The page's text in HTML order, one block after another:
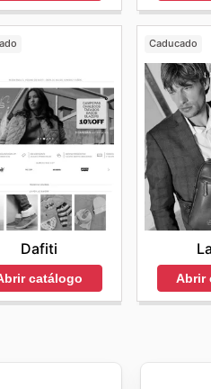
Dafiti
catálogo
Caducado
Abrir